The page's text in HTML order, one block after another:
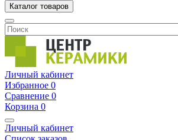
Каталог товаров
Личный кабинет
Избранное 0
Сравнение 0
Корзина 0
Личный кабинет